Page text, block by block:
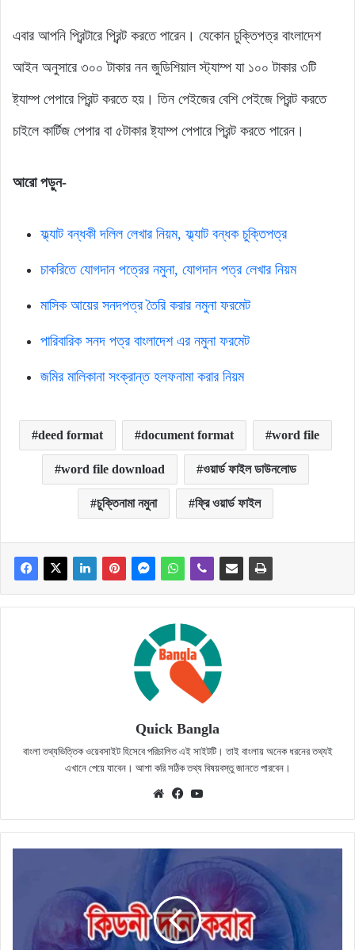
এবার আপনি প্রিন্টারে প্রিন্ট করতে পারেন। যেকোন চুক্তিপত্র বাংলাদেশ
আইন অনুসারে ৩০০ টাকার নন জুডিশিয়াল স্ট্যাম্প যা ১০০ টাকার ৩টি
ষ্ট্যাম্প পেপারে প্রিন্ট করতে হয়। তিন পেইজের বেশি পেইজে প্রিন্ট করতে
চাইলে কার্টিজ পেপার বা ৫টাকার ষ্ট্যাম্প পেপারে প্রিন্ট করতে পারেন।
আরো পড়ুন-
ফ্ল্যাট বন্ধকী দলিল লেখার নিয়ম, ফ্ল্যাট বন্ধক চুক্তিপত্র
চাকরিতে যোগদান পত্রের নমুনা, যোগদান পত্র লেখার নিয়ম
মাসিক আয়ের সনদপত্র তৈরি করার নমুনা ফরমেট
পারিবারিক সনদ পত্র বাংলাদেশ এর নমুনা ফরমেট
জমির মালিকানা সংক্রান্ত হলফনামা করার নিয়ম
deed format document format word file
word file download ওয়ার্ড ফাইল ডাউনলোড
চুক্তিনামা নমুনা ফ্রি ওয়ার্ড ফাইল
Quick Bangla
বাংলা তথ্যভিত্তিক ওয়েবসাইট হিসেবে পরিচালিত এই সাইটটি। তাই বাংলায় অনেক ধরনের তথ্যই
এখানে পেয়ে যাবেন। আশা করি সঠিক তথ্য বিষয়বস্তু জানতে পারবেন।
WebsiteFacebook